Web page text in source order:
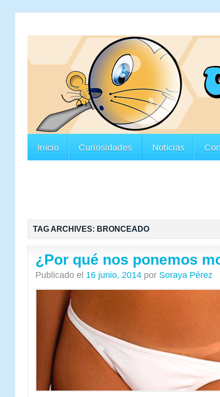
Inicio Curiosidades Noticias
TAG ARCHIVES: BRONCEADO
¿Por qué nos ponemos
Publicado el 16 junio, 2014 por Soraya Pérez